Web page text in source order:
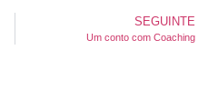
SEGUINTE
Um conto com Coaching